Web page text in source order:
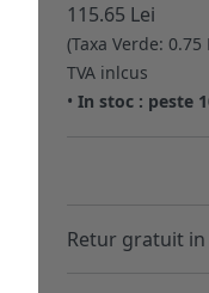
115.65 Lei
(Taxa Verde:
TVA inlcus
• In stoc : peste
Retur gratuit in